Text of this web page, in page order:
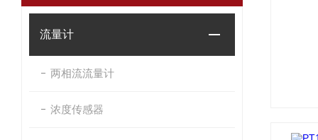
流量计
两相流流量计
浓度传感器